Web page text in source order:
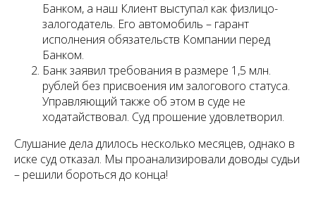
Банком, а наш Клиент выступал как физлицо-
залогодатель. Его автомобиль – гарант
исполнения обязательств Компании перед
Банком.
Банк заявил требования в размере 1,5 млн.
рублей без присвоения им залогового статуса.
Управляющий также об этом в суде не
ходатайствовал. Суд прошение удовлетворил.
Слушание дела длилось несколько месяцев, однако в
иске суд отказал. Мы проанализировали доводы судьи
– решили бороться до конца!